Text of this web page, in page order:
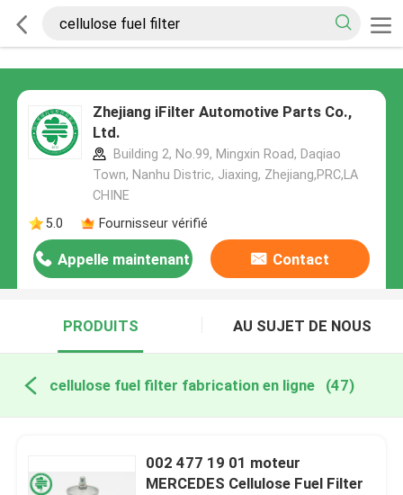
Zhejiang iFilter Automotive Parts Co.,
Ltd.
Building 2, No.99, Mingxin Road, Daqiao
Town, Nanhu Distric, Jiaxing, Zhejiang,PRC,LA
CHINE
5.0
Fournisseur vérifié
Appelle maintenant Contact
PRODUITS AU SUJET DE NOUS
cellulose fuel filter fabrication en ligne (47)
002 477 19 01 moteur
MERCEDES Cellulose Fuel Filter